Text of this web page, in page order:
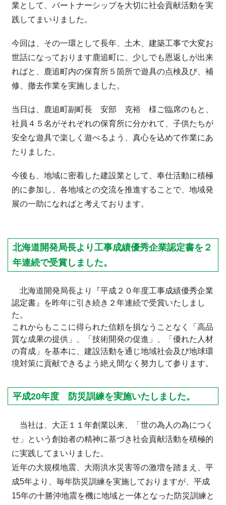
業として、パートナーシップを大切に社会貢献活動を実
践してまいりました。
今回は、その一環として長年、土木、建築工事で大変お
世話になっております鹿追町に、少しでも恩返しが出来
ればと、鹿追町内の保育所５箇所で遊具の点検及び、補
修、撤去作業を実施しました。
当日は、鹿追町副町長 安部 克裕 様ご臨席のもと、
社員４５名がそれぞれの保育所に分かれて、子供たちが
安全な遊具で楽しく遊べるよう、真心を込めて作業にあ
たりました。
今後も、地域に密着した建設業として、奉仕活動に積極
的に参加し、各地域との交流を推進することで、地域発
展の一助になればと考えております。
北海道開発局長より工事成績優秀企業認定書を２
年連続で受賞しました。
北海道開発局長より『平成２０年度工事成績優秀企業
認定書』を昨年に引き続き２年連続で受賞いたしまし
た。
これからもここに得られた信頼を損なうことなく「高品
質な成果の提供」、「技術開発の促進」、「優れた人材
の育成」を基本に、建設活動を通じ地域社会及び地球環
境対策に貢献できるよう絶え間なく努力して参ります。
平成20年度 防災訓練を実施いたしました。
当社は、大正１１年創業以来、「世の為人の為につく
せ」という創始者の精神に基づき社会貢献活動を積極的
に実践してまいりました。
近年の大規模地震、大雨洪水災害等の激増を踏まえ、平
成5年より、毎年防災訓練を実施しておりますが、平成
15年の十勝沖地震を機に地域と一体となった防災訓練と